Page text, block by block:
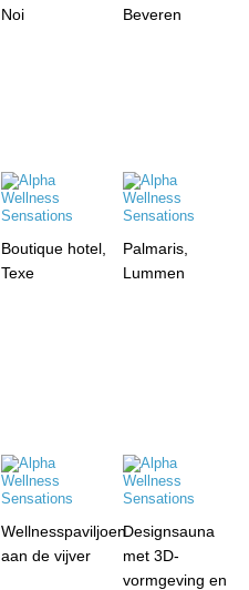
Noi
Beveren
Boutique hotel,
Texe
Palmaris,
Lummen
Wellnesspaviljoen
aan de vijver
Designsauna
met 3D-
vormgeving en